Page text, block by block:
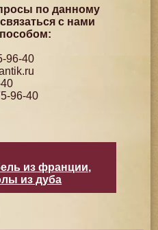
по данному
с нами
96-40
96-40
из франции,
из дуба